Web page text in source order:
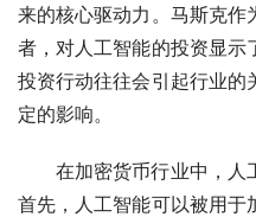
来的核心驱动力。马斯克作
者，对人工智能的投资显示
投资行动往往会引起行业的
定的影响。
在加密货币行业中，人
首先，人工智能可以被用于